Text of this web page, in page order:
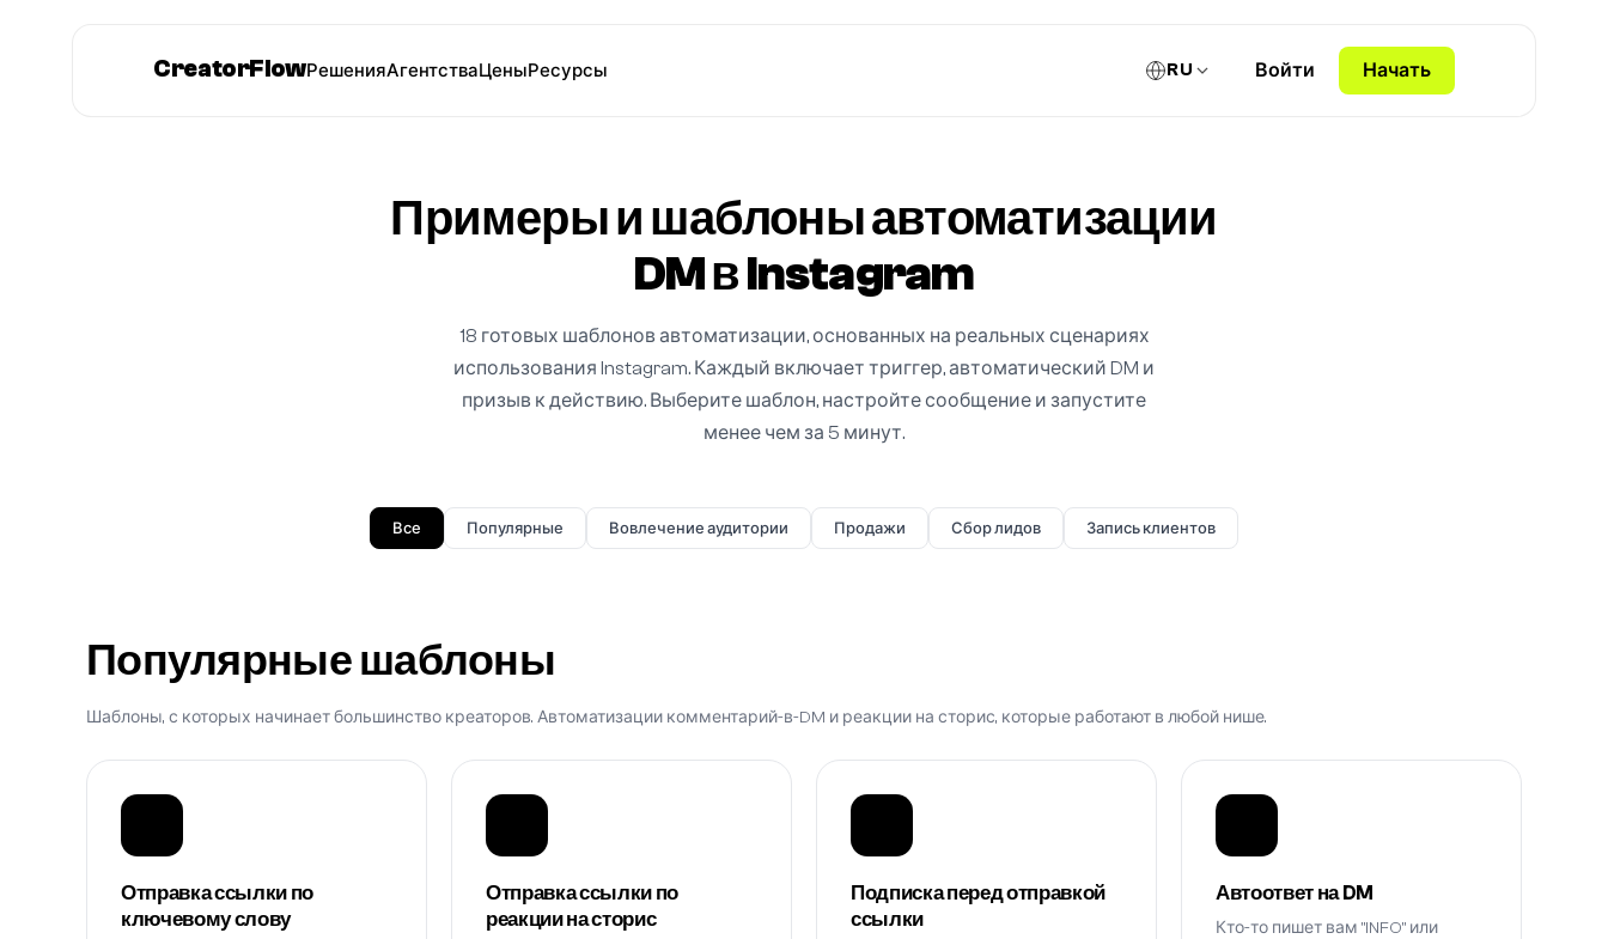
CreatorFlowРешенияАгентстваЦеныРесурсы RU Войти Начать
Примеры и шаблоны автоматизации
DM в Instagram
18 готовых шаблонов автоматизации, основанных на реальных сценариях
использования Instagram. Каждый включает триггер, автоматический DM и
призыв к действию. Выберите шаблон, настройте сообщение и запустите
менее чем за 5 минут.
Все Популярные Вовлечение аудитории Продажи Сбор лидов Запись клиентов
Популярные шаблоны
Шаблоны, с которых начинает большинство креаторов. Автоматизации комментарий-в-DM и реакции на сторис, которые работают в любой нише.
Отправка ссылки по
ключевому слову
Отправка ссылки по
реакции на сторис
Подписка перед отправкой
ссылки
Автоответ на DM
Кто-то пишет вам "INFO" или